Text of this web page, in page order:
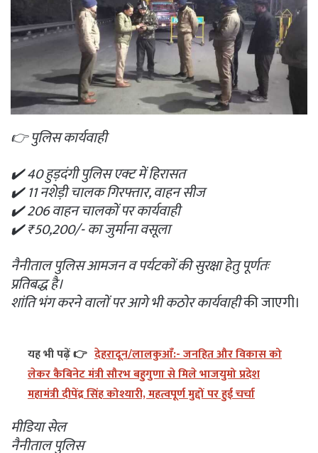
👉 पुलिस कार्यवाही
✔️ 40 हुड़दंगी पुलिस एक्ट में हिरासत
✔️ 11 नशेड़ी चालक गिरफ्तार, वाहन सीज
✔️ 206 वाहन चालकों पर कार्यवाही
✔️ ₹50,200/- का जुर्माना वसूला
नैनीताल पुलिस आमजन व पर्यटकों की सुरक्षा हेतु पूर्णतः
प्रतिबद्ध है।
शांति भंग करने वालों पर आगे भी कठोर कार्यवाहीकी जाएगी।
यह भी पढ़ें 👉 देहरादून/लालकुआँ:- जनहित और विकास को
लेकर कैबिनेट मंत्री सौरभ बहुगुणा से मिले भाजयुमो प्रदेश
महामंत्री दीपेंद्र सिंह कोश्यारी, महत्वपूर्ण मुद्दों पर हुई चर्चा
मीडिया सेल
नैनीताल पुलिस